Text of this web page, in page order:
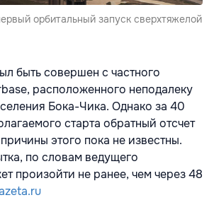
орбитальный запуск сверхтяжелой
быть совершен с частного
расположенного неподалеку
Бока-Чика. Однако за 40
старта обратный отсчет
этого пока не известны.
по словам ведущего
произойти не ранее, чем через 48